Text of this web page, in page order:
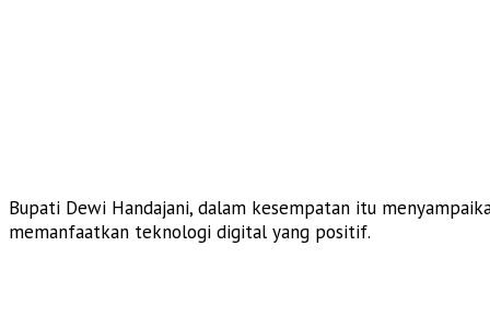
Bupati Dewi Handajani, dalam kesempatan itu
memanfaatkan teknologi digital yang positif.